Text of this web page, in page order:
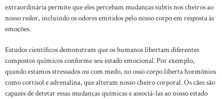
extraordinária permite que eles percebam mudanças subtis nos cheiros ao
nosso redor, incluindo os odores emitidos pelo nosso corpo em resposta às
emoções.
Estudos científicos demonstram que os humanos libertam diferentes
compostos químicos conforme seu estado emocional. Por exemplo,
quando estamos stressados ou com medo, no osso corpo liberta hormônios
como cortisol e adrenalina, que alteram nosso cheiro corporal. Os cães são
capazes de detetar essas mudanças químicas e associá-las ao nosso estado